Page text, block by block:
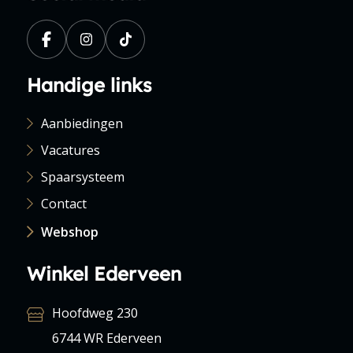
Handige links
Aanbiedingen
Vacatures
Spaarsysteem
Contact
Webshop
Winkel Ederveen
Hoofdweg 230
6744 WR Ederveen